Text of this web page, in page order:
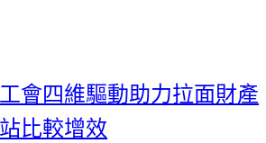
會四維驅動助力拉面財產
比較增效